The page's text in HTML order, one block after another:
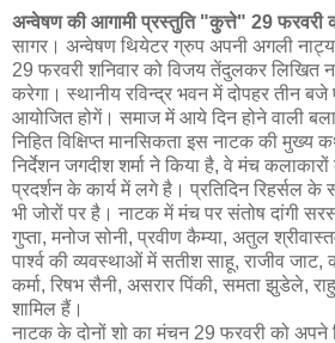
अन्वेषण की आगामी प्रस्तुति "कुत्ते" 29 फरवरी
सागर। अन्वेषण थियेटर ग्रुप अपनी अगली
29 फरवरी शनिवार को विजय तेंदुलकर लिखित
करेगा। स्थानीय रविन्द्र भवन में दोपहर तीन
आयोजित होगें। समाज में आये दिन होने वाली
निहित विक्षिप्त मानसिकता इस नाटक की
निर्देशन जगदीश शर्मा ने किया है, वे मंच
प्रदर्शन के कार्य में लगे है। प्रतिदिन रिहर्सल के
भी जोरों पर है। नाटक में मंच पर संतोष दांगी
गुप्ता, मनोज सोनी, प्रवीण कैम्या, अतुल
पार्श्व की व्यवस्थाओं में सतीश साहू, राजीव
कर्मा, रिषभ सैनी, असरार पिंकी, समता झुडेले,
शामिल हैं।
नाटक के दोनों शो का मंचन 29 फरवरी को अपने